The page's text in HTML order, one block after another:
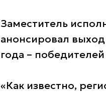
Заместитель
анонсировал
года –
«Как известно,